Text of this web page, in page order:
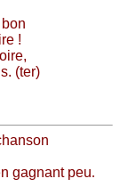
!
(ter)
gagnant peu.